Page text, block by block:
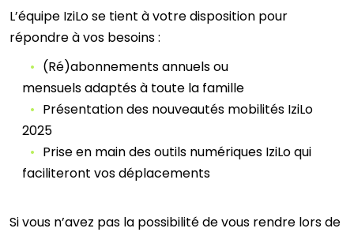
L’équipe IziLo se tient à votre disposition pour
répondre à vos besoins :
(Ré)abonnements annuels ou
mensuels adaptés à toute la famille
Présentation des nouveautés mobilités IziLo
2025
Prise en main des outils numériques IziLo qui
faciliteront vos déplacements
Si vous n’avez pas la possibilité de vous rendre lors de